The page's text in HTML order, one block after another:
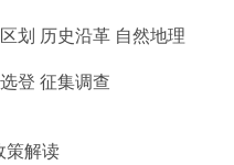
划 历史沿革 自然地理
登 征集调查
策解读